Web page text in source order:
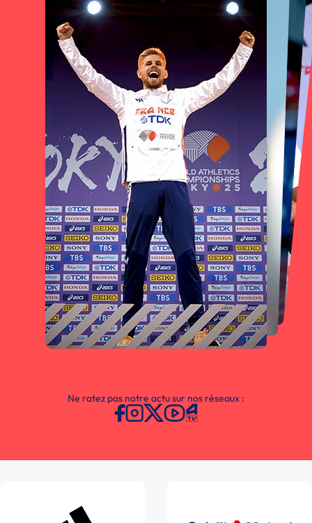
Ne ratez pas notre actu sur nos réseaux :